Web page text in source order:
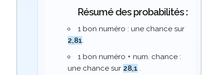
Résumé des probabilités :
1 bon numéro : une chance sur
2,81.
1 bon numéro + num. chance :
une chance sur 28,1 .